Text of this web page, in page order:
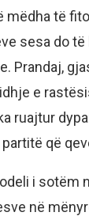
mëdha të
sesa do
Prandaj,
e
ruajtur
që
i sotëm
në